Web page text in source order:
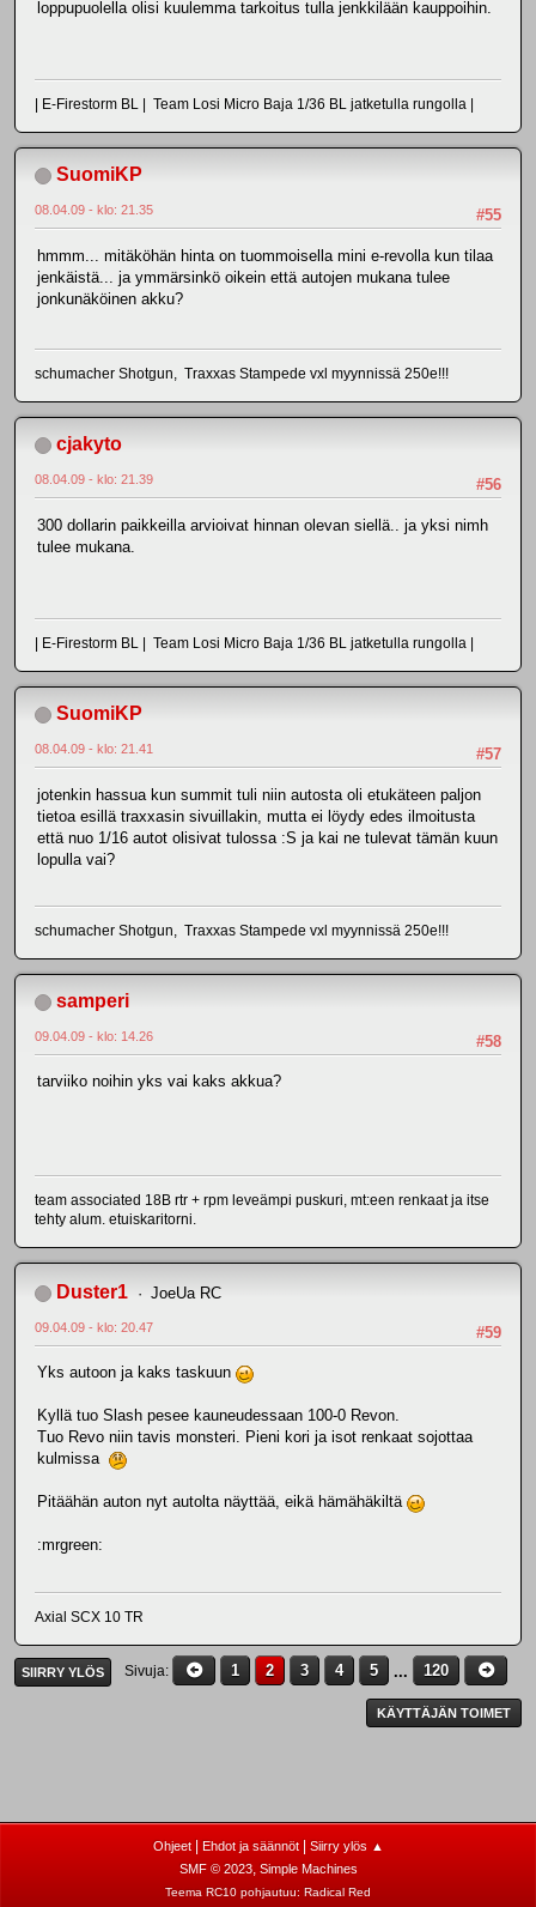
loppupuolella olisi kuulemma tarkoitus tulla jenkkilään kauppoihin.
| E-Firestorm BL | Team Losi Micro Baja 1/36 BL jatketulla rungolla |
SuomiKP
#55
08.04.09 - klo: 21.35
hmmm... mitäköhän hinta on tuommoisella mini e-revolla kun tilaa
jenkäistä... ja ymmärsinkö oikein että autojen mukana tulee
jonkunäköinen akku?
schumacher Shotgun, Traxxas Stampede vxl myynnissä 250e!!!
cjakyto
#56
08.04.09 - klo: 21.39
300 dollarin paikkeilla arvioivat hinnan olevan siellä.. ja yksi nimh
tulee mukana.
| E-Firestorm BL | Team Losi Micro Baja 1/36 BL jatketulla rungolla |
SuomiKP
#57
08.04.09 - klo: 21.41
jotenkin hassua kun summit tuli niin autosta oli etukäteen paljon
tietoa esillä traxxasin sivuillakin, mutta ei löydy edes ilmoitusta
että nuo 1/16 autot olisivat tulossa :S ja kai ne tulevat tämän kuun
lopulla vai?
schumacher Shotgun, Traxxas Stampede vxl myynnissä 250e!!!
samperi
#58
09.04.09 - klo: 14.26
tarviiko noihin yks vai kaks akkua?
team associated 18B rtr + rpm leveämpi puskuri, mt:een renkaat ja itse
tehty alum. etuiskaritorni.
Duster1 JoeUa RC
#59
09.04.09 - klo: 20.47
Yks autoon ja kaks taskuun
Kyllä tuo Slash pesee kauneudessaan 100-0 Revon.
Tuo Revo niin tavis monsteri. Pieni kori ja isot renkaat sojottaa
kulmissa
Pitäähän auton nyt autolta näyttää, eikä hämähäkiltä
:mrgreen:
Axial SCX 10 TR
SIIRRY YLÖS Sivuja 1 2 3 4 5 ... 120
KÄYTTÄJÄN TOIMET
Ohjeet| Ehdot ja säännöt| Siirry ylös ▲
SMF © 2023, Simple Machines
Teema RC10 pohjautuu: Radical Red